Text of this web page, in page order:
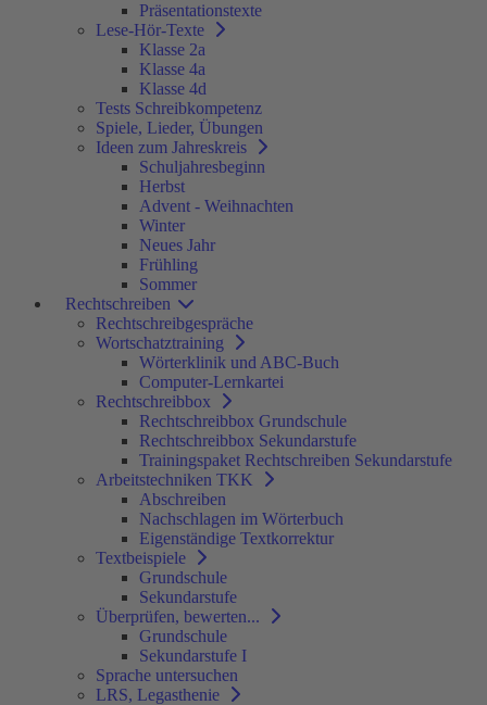
Präsentationstexte
Lese-Hör-Texte
Klasse 2a
Klasse 4a
Klasse 4d
Tests Schreibkompetenz
Spiele, Lieder, Übungen
Ideen zum Jahreskreis
Schuljahresbeginn
Herbst
Advent - Weihnachten
Winter
Neues Jahr
Frühling
Sommer
Rechtschreiben
Rechtschreibgespräche
Wortschatztraining
Wörterklinik und ABC-Buch
Computer-Lernkartei
Rechtschreibbox
Rechtschreibbox Grundschule
Rechtschreibbox Sekundarstufe
Trainingspaket Rechtschreiben Sekundarstufe
Arbeitstechniken TKK
Abschreiben
Nachschlagen im Wörterbuch
Eigenständige Textkorrektur
Textbeispiele
Grundschule
Sekundarstufe
Überprüfen, bewerten...
Grundschule
Sekundarstufe I
Sprache untersuchen
LRS, Legasthenie